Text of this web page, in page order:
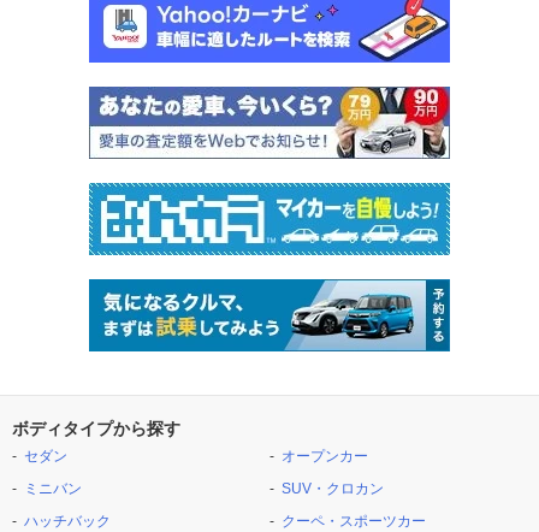
ボディタイプから探す
セダン
ミニバン
ハッチバック
オープンカー
SUV・クロカン
クーペ・スポーツカー